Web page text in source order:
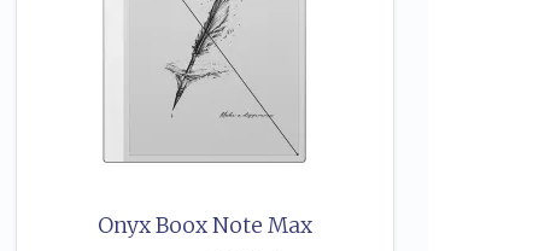
Onyx Boox Note Max